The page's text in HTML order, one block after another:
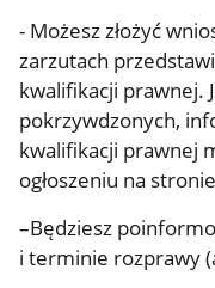
- Możesz złożyć
zarzutach
kwalifikacji prawnej.
pokrzywdzonych,
kwalifikacji prawnej
ogłoszeniu na
–Będziesz
i terminie rozprawy